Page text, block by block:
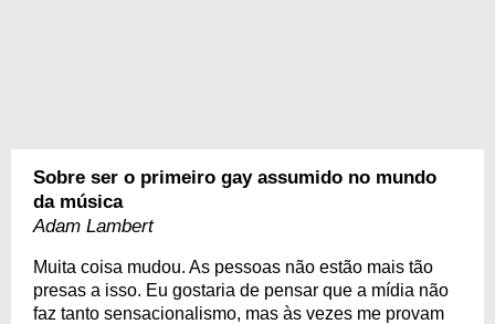
Sobre ser o primeiro gay assumido no mundo
da música
Adam Lambert
Muita coisa mudou. As pessoas não estão mais tão
presas a isso. Eu gostaria de pensar que a mídia não
faz tanto sensacionalismo, mas às vezes me provam